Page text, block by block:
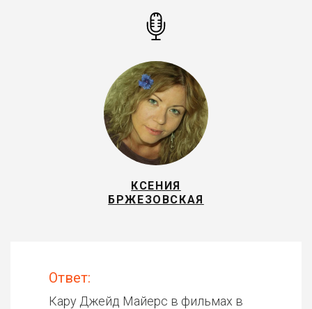
КСЕНИЯ
БРЖЕЗОВСКАЯ
Ответ:
Кару Джейд Майерс в фильмах в